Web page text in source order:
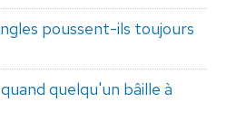
poussent-ils toujours
quelqu'un bâille à